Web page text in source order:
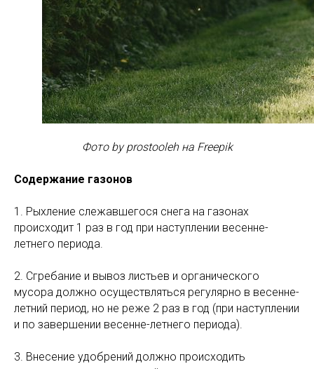
Фото by prostooleh на Freepik
Содержание газонов
1. Рыхление слежавшегося снега на газонах
происходит 1 раз в год при наступлении весенне-
летнего периода.
2. Сгребание и вывоз листьев и органического
мусора должно осуществляться регулярно в весенне-
летний период, но не реже 2 раз в год (при наступлении
и по завершении весенне-летнего периода).
3. Внесение удобрений должно происходить